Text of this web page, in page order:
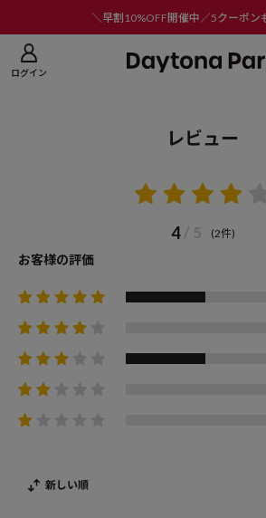
＼早割10%OFF開催中／5クーポン
ログイン
レビュー
4 / 5 (2件)
お客様の評価
新しい順